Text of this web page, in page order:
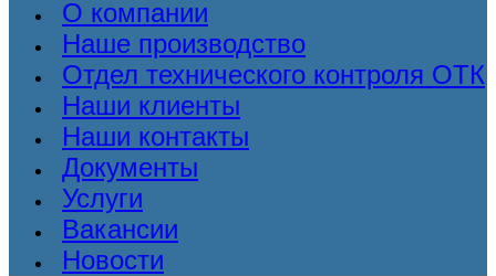
О компании
Наше производство
Отдел технического контроля ОТК
Наши клиенты
Наши контакты
Документы
Услуги
Вакансии
Новости